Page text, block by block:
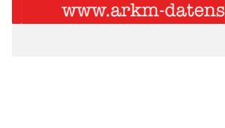
Technik kann einen erheblichen
leisten. Die Kombination mit